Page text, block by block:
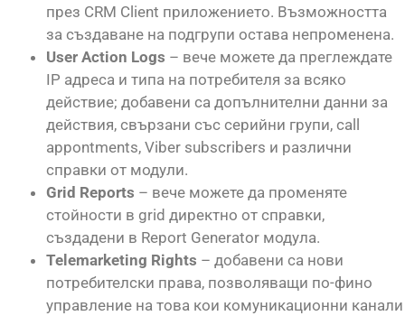
през CRM Client приложението. Възможността
за създаване на подгрупи остава непроменена.
User Action Logs – вече можете да преглеждате
IP адреса и типа на потребителя за всяко
действие; добавени са допълнителни данни за
действия, свързани със серийни групи, call
appontments, Viber subscribers и различни
справки от модули.
Grid Reports – вече можете да променяте
стойности в grid директно от справки,
създадени в Report Generator модула.
Telemarketing Rights – добавени са нови
потребителски права, позволяващи по-фино
управление на това кои комуникационни канали